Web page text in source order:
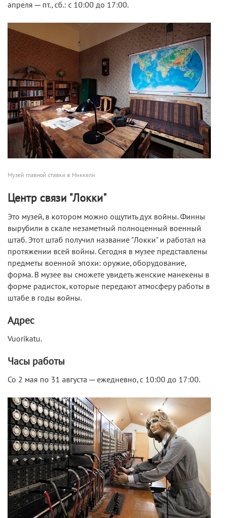
апреля ─ пт., сб.: с 10:00 до 17:00.
Музей главной ставки в Миккели
Центр связи "Локки"
Это музей, в котором можно ощутить дух войны. Финны
вырубили в скале незаметный полноценный военный
штаб. Этот штаб получил название "Локки" и работал на
протяжении всей войны. Сегодня в музее представлены
предметы военной эпохи: оружие, оборудование,
форма. В музее вы сможете увидеть женские манекены в
форме радисток, которые передают атмосферу работы в
штабе в годы войны.
Адрес
Vuorikatu.
Часы работы
Со 2 мая по 31 августа ─ ежедневно, с 10:00 до 17:00.